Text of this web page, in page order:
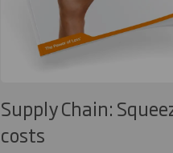
Supply Chain:
costs